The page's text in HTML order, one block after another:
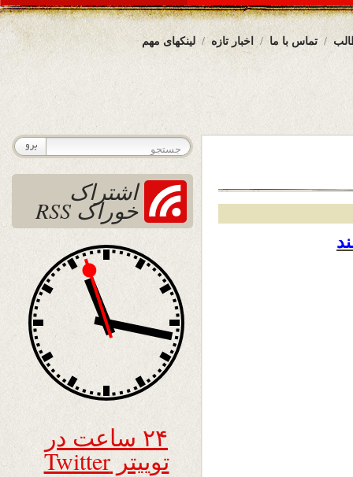
لینکهای مهم اخبار تازه تماس با ما
اشتراک
خوراک RSS
۲۴ ساعت در
توییتر Twitter